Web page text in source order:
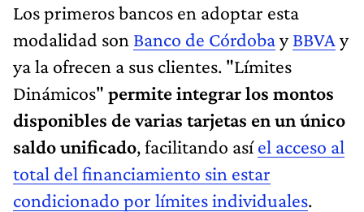
Los primeros bancos en adoptar esta
modalidad son Banco de CórdobayBBVA y
ya la ofrecen a sus clientes. "Límites
Dinámicos" permite integrar los montos
disponibles de varias tarjetas en un único
saldo unificado, facilitando asíel acceso al
total del financiamiento sin estar
condicionado por límites individuales.